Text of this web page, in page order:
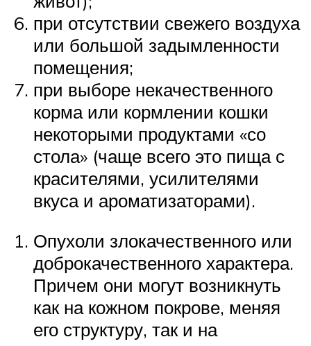
при отсутствии свежего воздуха
или большой задымленности
помещения;
при выборе некачественного
корма или кормлении кошки
некоторыми продуктами «со
стола» (чаще всего это пища с
красителями, усилителями
вкуса и ароматизаторами).
Опухоли злокачественного или
доброкачественного характера.
Причем они могут возникнуть
как на кожном покрове, меняя
его структуру, так и на